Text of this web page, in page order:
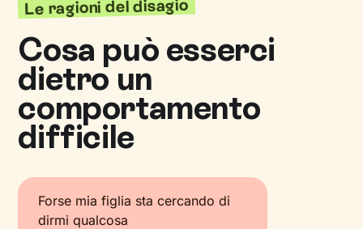
Le ragioni del disagio
Cosa può esserci
dietro un
comportamento
difficile
Forse mia figlia sta cercando di
dirmi qualcosa